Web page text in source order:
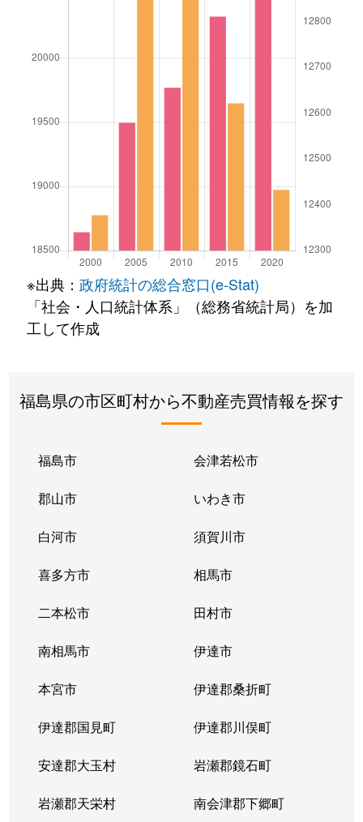
※出典： 政府統計の総合窓口(e-Stat)
「社会・人口統計体系」（総務省統計局）を加
工して作成
福島県の市区町村から不動産売買情報を探す
福島市 会津若松市
郡山市 いわき市
白河市 須賀川市
喜多方市 相馬市
二本松市 田村市
南相馬市 伊達市
本宮市 伊達郡桑折町
伊達郡国見町 伊達郡川俣町
安達郡大玉村 岩瀬郡鏡石町
岩瀬郡天栄村 南会津郡下郷町